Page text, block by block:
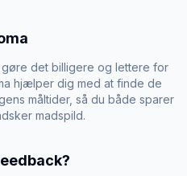
gøre det billigere og lettere for
hjælper dig med at finde de
måltider, så du både sparer
madspild.